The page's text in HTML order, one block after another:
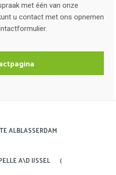
met één van onze
u contact met ons opnemen
ALBLASSERDAM
A\D IJSSEL